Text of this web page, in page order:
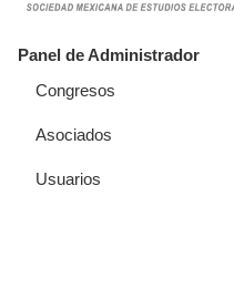
Panel de Administrador
Congresos
Asociados
Usuarios